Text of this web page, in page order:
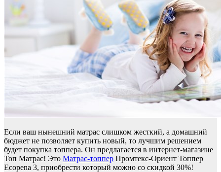
Если ваш нынешний матрас слишком жесткий, а домашний
бюджет не позволяет купить новый, то лучшим решением
будет покупка топпера. Он предлагается в интернет-магазине
Топ Матрас! Это Матрас-топпер Промтекс-Ориент Топпер
Ecopena 3, приобрести который можно со скидкой 30%!